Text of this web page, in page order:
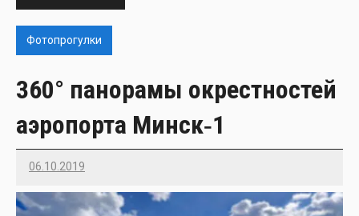
Фотопрогулки
360° панорамы окрестностей
аэропорта Минск‑1
06.10.2019
Imatvey